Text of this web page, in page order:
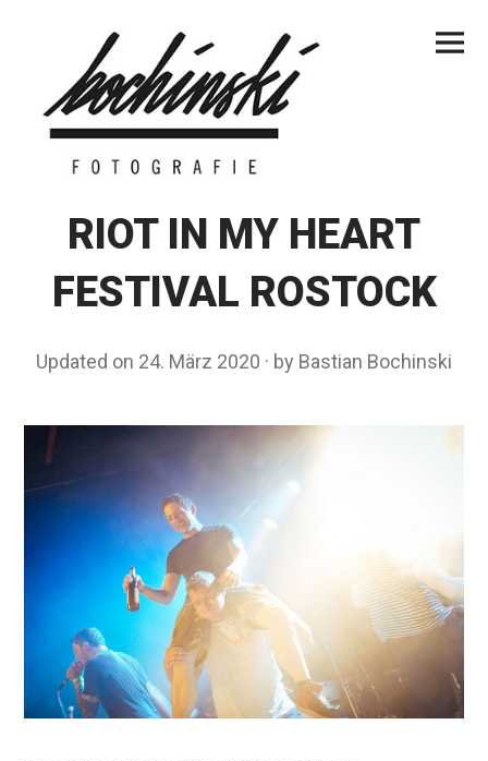
Menu
RIOT IN MY HEART
FESTIVAL ROSTOCK
Updated on 24. März 2020 1
M
a
0
by Bastian Bochinski